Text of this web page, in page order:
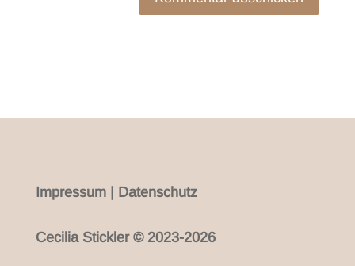
Impressum| Datenschutz
Cecilia Stickler © 2023-2026